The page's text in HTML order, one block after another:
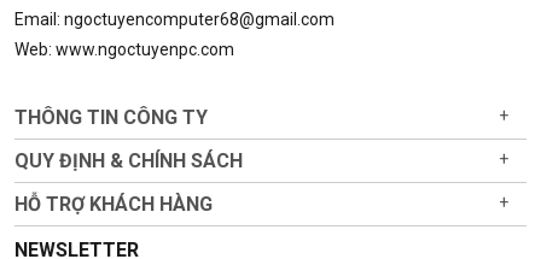
Email: ngoctuyencomputer68@gmail.com
Web: www.ngoctuyenpc.com
THÔNG TIN CÔNG TY +
QUY ĐỊNH & CHÍNH SÁCH +
HỖ TRỢ KHÁCH HÀNG +
NEWSLETTER